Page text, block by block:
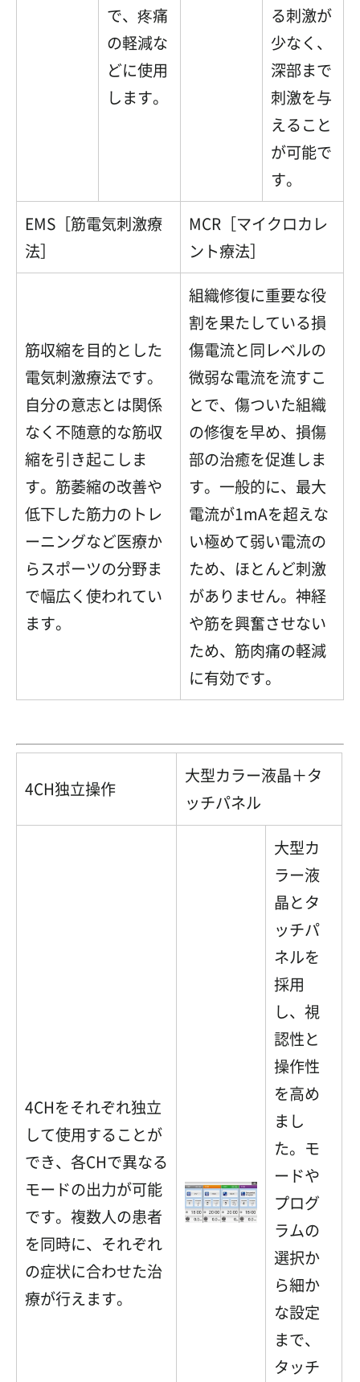
で、疼痛
の軽減な
どに使用
します。
る刺激が
少なく、
深部まで
刺激を与
えること
が可能で
す。
EMS［筋電気刺激療
法］
MCR［マイクロカレ
ント療法］
筋収縮を目的とした
電気刺激療法です。
自分の意志とは関係
なく不随意的な筋収
縮を引き起こしま
す。筋萎縮の改善や
低下した筋力のトレ
ーニングなど医療か
らスポーツの分野ま
で幅広く使われてい
ます。
組織修復に重要な役
割を果たしている損
傷電流と同レベルの
微弱な電流を流すこ
とで、傷ついた組織
の修復を早め、損傷
部の治癒を促進しま
す。一般的に、最大
電流が1mAを超えな
い極めて弱い電流の
ため、ほとんど刺激
がありません。神経
や筋を興奮させない
ため、筋肉痛の軽減
に有効です。
4CH独立操作
大型カラー液晶＋タ
ッチパネル
4CHをそれぞれ独立
して使用することが
でき、各CHで異なる
モードの出力が可能
です。複数人の患者
を同時に、それぞれ
の症状に合わせた治
療が行えます。
大型カ
ラー液
晶とタ
ッチパ
ネルを
採用
し、視
認性と
操作性
を高め
まし
た。モ
ードや
プログ
ラムの
選択か
ら細か
な設定
まで、
タッチ